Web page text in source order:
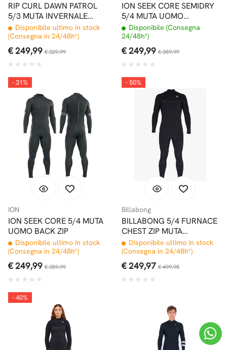
RIP CURL DAWN PATROL
5/3 MUTA INVERNALE
DONNA CHEST ZIP
Disponibile ultimo in stock
(Consegna in 24/48h*)
€ 249,99 € 329,99
ION SEEK CORE SEMIDRY
5/4 MUTA UOMO
FRONTZIP CON
CAPPUCCIO
Disponibile (Consegna
24/48h*)
€ 249,99 € 359,99
- 31%
ION
ION SEEK CORE 5/4 MUTA
UOMO BACK ZIP
Disponibile ultimo in stock
(Consegna in 24/48h*)
€ 249,99 € 359,99
- 50%
Billabong
BILLABONG 5/4 FURNACE
CHEST ZIP MUTA
INVERNALE
Disponibile ultimo in stock
(Consegna in 24/48h*)
€ 249,97 € 499,95
- 40%